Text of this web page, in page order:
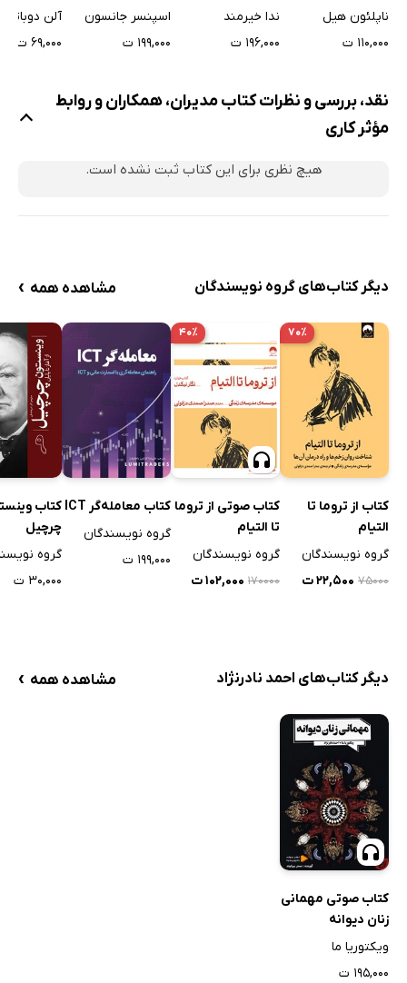
ناپلئون هیل
۱۱۰,۰۰۰ ت
ندا خیرمند
۱۹۶,۰۰۰ ت
اسپنسر جانسون
۱۹۹,۰۰۰ ت
است؟
آلن دوباتن
۶۹,۰۰۰ ت
نقد، بررسی و نظرات کتاب مدیران، همکاران و روابط
مؤثر کاری
هیچ نظری برای این کتاب ثبت نشده است.
دیگر کتاب‌های گروه نویسندگان مشاهده همه ›
۷۰٪
کتاب از تروما تا
التیام
گروه نویسندگان
۷۵۰۰۰ ۲۲,۵۰۰ ت
۴۰٪
کتاب صوتی از تروما
تا التیام
گروه نویسندگان
۱۷۰۰۰۰ ۱۰۲,۰۰۰ ت
کتاب معامله‌گر ICT
گروه نویسندگان
۱۹۹,۰۰۰ ت
کتاب
چرچیل
گروه
۳۰,۰۰۰ ت
دیگر کتاب‌های احمد نادرنژاد مشاهده همه ›
کتاب صوتی مهمانی
زنان دیوانه
ویکتوریا ما
۱۹۵,۰۰۰ ت